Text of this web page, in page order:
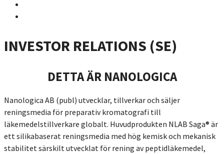
INVESTOR RELATIONS (SE)
DETTA ÄR NANOLOGICA
Nanologica AB (publ) utvecklar, tillverkar och säljer
reningsmedia för preparativ kromatografi till
läkemedelstillverkare globalt. Huvudprodukten NLAB Saga® är
ett silikabaserat reningsmedia med hög kemisk och mekanisk
stabilitet särskilt utvecklat för rening av peptidläkemedel,